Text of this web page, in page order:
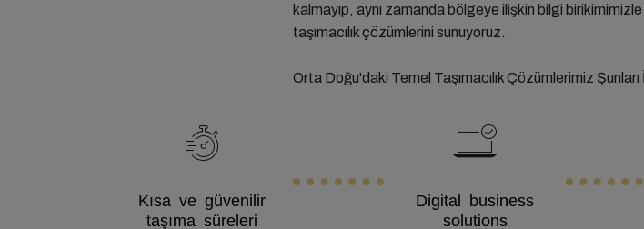
kalmayıp, aynı zamanda bölgeye ilişkin bilgi
taşımacılık çözümlerini sunuyoruz.
Orta Doğu'daki Temel Taşımacılık Çözümlerimiz Şunları
Kısa ve güvenilir
taşıma süreleri
Digital business
solutions